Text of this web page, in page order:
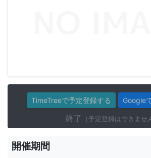
TimeTreeで予定登録する Google
終了 （予定登録はできませ
開催期間